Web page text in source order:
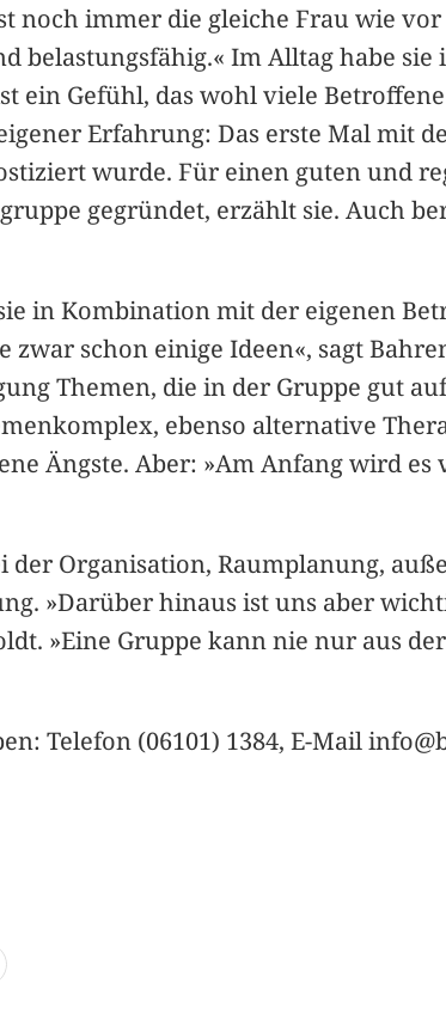
noch immer die gleiche Frau wie
belastungsfähig.« Im Alltag habe
ein Gefühl, das wohl viele
Erfahrung: Das erste Mal mit
wurde. Für einen guten und
gegründet, erzählt sie. Auch
in Kombination mit der eigenen
zwar schon einige Ideen«, sagt
Themen, die in der Gruppe gut
ebenso alternative
Ängste. Aber: »Am Anfang wird es
Organisation, Raumplanung,
»Darüber hinaus ist uns aber
»Eine Gruppe kann nie nur aus
Telefon (06101) 1384, E-Mail